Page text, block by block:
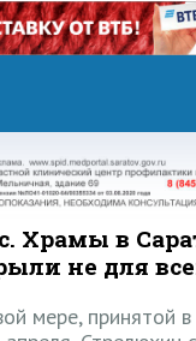
Храмы в
не для
мере, принятой